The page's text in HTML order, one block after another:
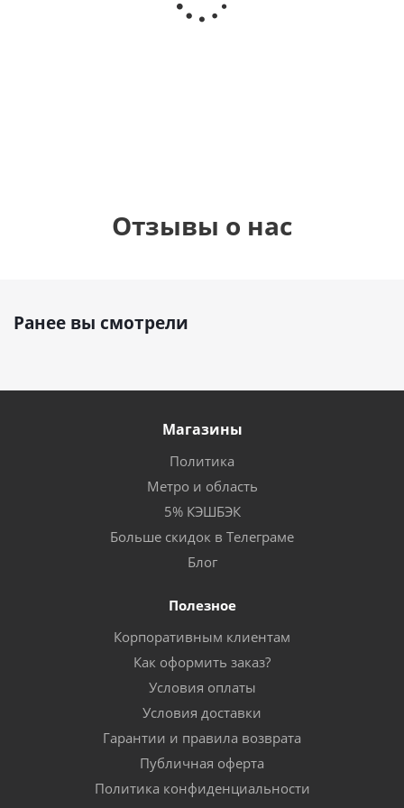
Сердце розовое
фольгированный
Отзывы о нас
Ранее вы смотрели
Магазины
Политика
Метро и область
5% КЭШБЭК
Больше скидок в Телеграме
Блог
Полезное
Корпоративным клиентам
Как оформить заказ?
Условия оплаты
Условия доставки
Гарантии и правила возврата
Публичная оферта
Политика конфиденциальности